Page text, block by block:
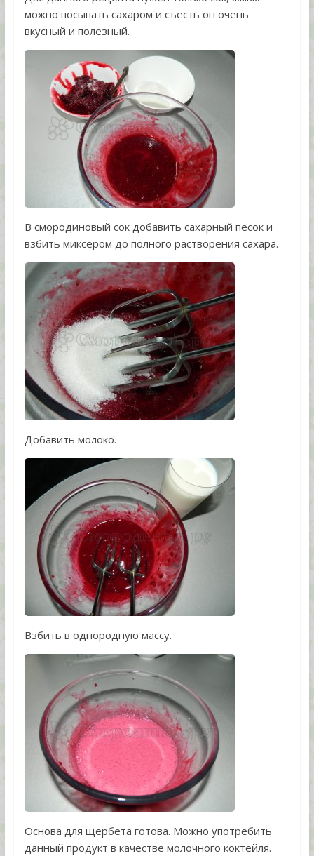
можно посыпать сахаром и съесть он очень
вкусный и полезный.
В смородиновый сок добавить сахарный песок и
взбить миксером до полного растворения сахара.
Добавить молоко.
Взбить в однородную массу.
Основа для щербета готова. Можно употребить
данный продукт в качестве молочного коктейля.